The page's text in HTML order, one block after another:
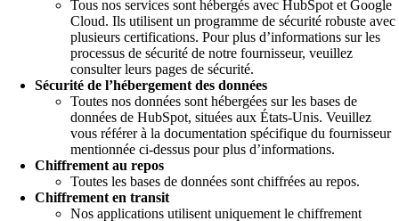
Tous nos services sont hébergés avec HubSpot et Google
Cloud. Ils utilisent un programme de sécurité robuste avec
plusieurs certifications. Pour plus d’informations sur les
processus de sécurité de notre fournisseur, veuillez
consulter leurs pages de sécurité.
Sécurité de l’hébergement des données
Toutes nos données sont hébergées sur les bases de
données de HubSpot, situées aux États-Unis. Veuillez
vous référer à la documentation spécifique du fournisseur
mentionnée ci-dessus pour plus d’informations.
Chiffrement au repos
Toutes les bases de données sont chiffrées au repos.
Chiffrement en transit
Nos applications utilisent uniquement le chiffrement